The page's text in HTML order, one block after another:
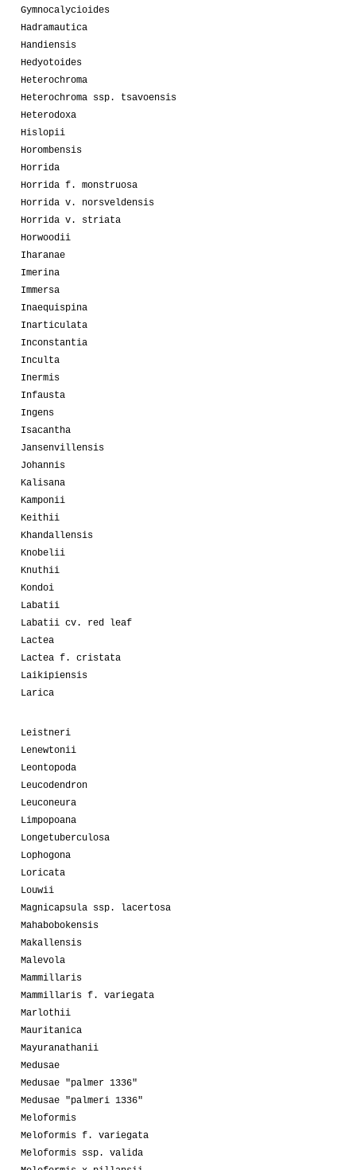
Gymnocalycioides
Hadramautica
Handiensis
Hedyotoides
Heterochroma
Heterochroma ssp. tsavoensis
Heterodoxa
Hislopii
Horombensis
Horrida
Horrida f. monstruosa
Horrida v. norsveldensis
Horrida v. striata
Horwoodii
Iharanae
Imerina
Immersa
Inaequispina
Inarticulata
Inconstantia
Inculta
Inermis
Infausta
Ingens
Isacantha
Jansenvillensis
Johannis
Kalisana
Kamponii
Keithii
Khandallensis
Knobelii
Knuthii
Kondoi
Labatii
Labatii cv. red leaf
Lactea
Lactea f. cristata
Laikipiensis
Larica
Leistneri
Lenewtonii
Leontopoda
Leucodendron
Leuconeura
Limpopoana
Longetuberculosa
Lophogona
Loricata
Louwii
Magnicapsula ssp. lacertosa
Mahabobokensis
Makallensis
Malevola
Mammillaris
Mammillaris f. variegata
Marlothii
Mauritanica
Mayuranathanii
Medusae
Medusae "palmer 1336"
Medusae "palmeri 1336"
Meloformis
Meloformis f. variegata
Meloformis ssp. valida